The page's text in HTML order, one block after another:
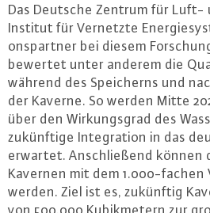
Das Deutsche Zentrum für Luft-
Institut für Vernetzte
ons­part­ner bei diesem
bewertet unter anderem die
während des Spei­cherns und
der Kaverne. So werden Mitte
über den Wir­kungs­grad des
zu­künf­ti­ge In­te­gra­ti­on in das
erwartet. An­schlie­ßend können
Kavernen mit dem 1.000-
werden. Ziel ist es, zukünftig
von 500.000 Ku­bik­me­tern zur